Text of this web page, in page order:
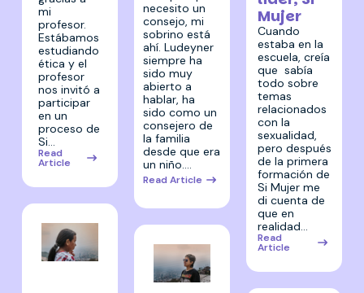
mi
profesor.
Estábamos
estudiando
ética y el
profesor
nos invitó a
participar
en un
proceso de
Si…
Read
Article
necesito un
consejo, mi
sobrino está
ahí. Ludeyner
siempre ha
sido muy
abierto a
hablar, ha
sido como un
consejero de
la familia
desde que era
un niño.…
Read Article
Mujer
Cuando
estaba en la
escuela, creía
que sabía
todo sobre
temas
relacionados
con la
sexualidad,
pero después
de la primera
formación de
Si Mujer me
di cuenta de
que en
realidad…
Read
Article